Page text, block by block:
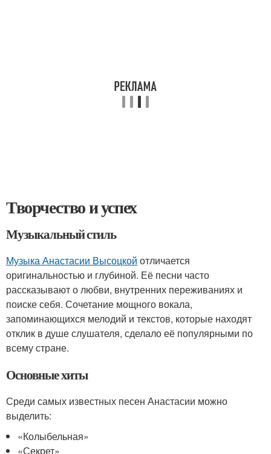
Творчество и успех
Музыкальный стиль
Музыка Анастасии Высоцкой отличается
оригинальностью и глубиной. Её песни часто
рассказывают о любви, внутренних переживаниях и
поиске себя. Сочетание мощного вокала,
запоминающихся мелодий и текстов, которые находят
отклик в душе слушателя, сделало её популярными по
всему стране.
Основные хиты
Среди самых известных песен Анастасии можно
выделить:
«Колыбельная»
«Секрет»